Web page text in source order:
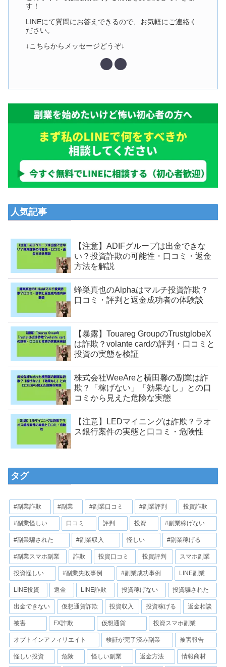
す！
LINEにて質問にお答えできるので、お気軽にご連絡く
ださい。
↓こちらからメッセージどうぞ↓
人気記事
【注意】ADIFグループは出金できな
い？投資詐欺の可能性・口コミ・返金
方法を解説
蜂巣真也のAlphaはマルチ投資詐欺？
口コミ・評判と返金成功者の体験談
【暴露】Touareg GroupのTrustglobeX
は詐欺？volante cardの評判・口コミと
投資の実態を検証
株式会社WeeAreと横田馨の副業は詐
欺？「稼げない」「効果なし」との口
コミから見えた危険な実態
【注意】LEDマイニングは詐欺？ラオ
ス銀行案件の実態と口コミ・危険性
タグ
#副業詐欺 #副業 #副業口コミ #副業評判 投資詐欺
#副業怪しい 口コミ 評判 投資 #副業稼げない
#副業騙された #副業収入 怪しい #副業稼げる
#副業スマホ副業 詐欺 投資口コミ 投資評判 スマホ副業
投資怪しい #副業失敗事例 #副業成功事例 LINE副業
LINE投資 返金 LINE詐欺 投資稼げない 投資騙された
出金できない 仮想通貨詐欺 投資収入 投資稼げる 返金相談
被害 FX詐欺 仮想通貨 投資スマホ副業
オプトインアフィリエイト 検証が完了済み副業 被害報告
怪しい投資 危険 怪しい副業 返金方法 情報商材